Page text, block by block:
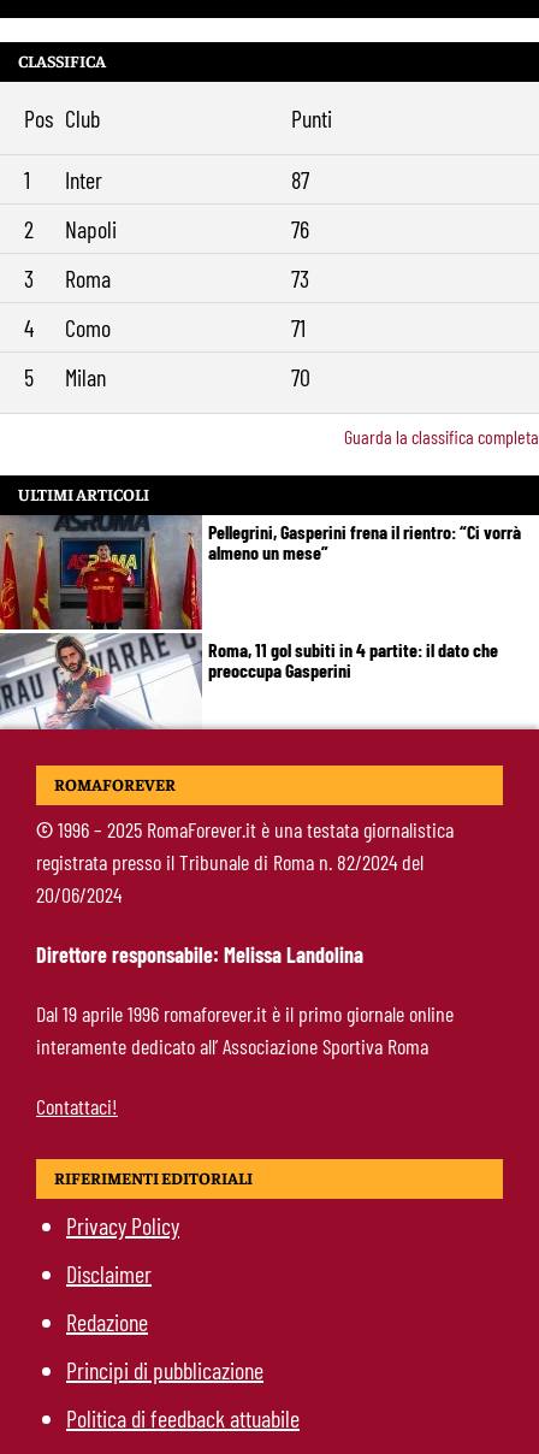
CLASSIFICA
Pos Club Punti
1 Inter
87
2
Napoli
76
3
Roma
73
4
Como
71
5
Milan 70
Guarda la classifica completa
ULTIMI ARTICOLI
Pellegrini, Gasperini frena il rientro: “Ci vorrà
almeno un mese”
Roma, 11 gol subiti in 4 partite: il dato che
preoccupa Gasperini
Gasperini boccia la Roma: “Partita pessima”.
Roma, Gasperini lancia l’allarme dopo il
Brighton: “Ci manca qualcosa. Cessioni?
Chiedete alla società”
ROMAFOREVER
©1996 – 2025 RomaForever.it è una testata giornalistica
registrata presso il Tribunale di Roma n. 82/2024 del
20/06/2024
Direttore responsabile: Melissa Landolina
Dal 19 aprile 1996 romaforever.it è il primo giornale online
interamente dedicato all’ Associazione Sportiva Roma
Contattaci!
RIFERIMENTI EDITORIALI
Privacy Policy
Disclaimer
Redazione
Principi di pubblicazione
Politica di feedback attuabile